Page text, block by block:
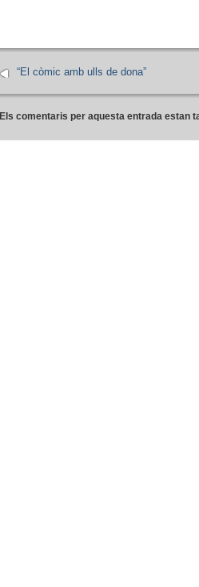
“El còmic amb ulls de dona”
Els comentaris per aquesta entrada estan